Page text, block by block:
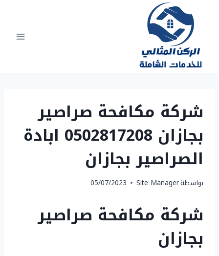
المحتوى
شركة مكافحة صراصير
بجازان 0502817208 ابادة
الصراصير بجازان
بواسطةSite Manager
05/07/2023
شركة مكافحة صراصير
بجازان